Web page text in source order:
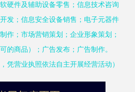
硬件及辅助设备零售；信息技术咨询
发；信息安全设备销售；电子元器件
作；市场营销策划；企业形象策划；
的商品）；广告发布；广告制作。
凭营业执照依法自主开展经营活动）